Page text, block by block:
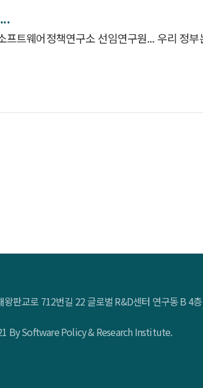
프트웨어정책연구소선임연구원... 우리 정
왕판교로 712번길 22 글로벌 R&D센터 연구동 B
By Software Policy & Research Institute.